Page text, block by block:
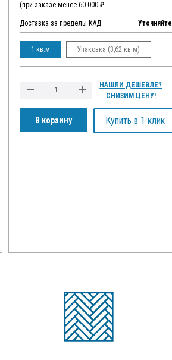
(при заказе менее 60 000 ₽
Доставка за пределы КАД: Уточняйте
1 кв.м Упаковка (3,62 кв.м)
В корзину
НАШЛИ ДЕШЕВЛЕ?
СНИЗИМ ЦЕНУ!
Купить в 1 клик